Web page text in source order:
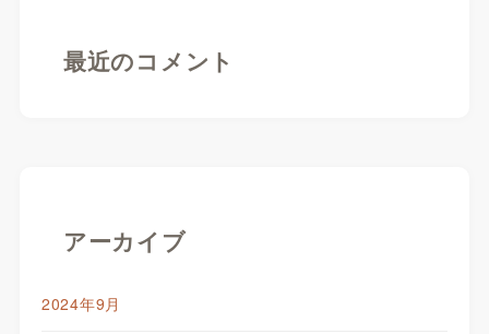
最近のコメント
アーカイブ
2024年9月